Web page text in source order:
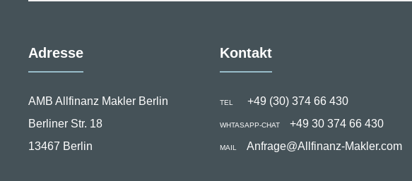
Adresse
AMB Allfinanz Makler Berlin
Berliner Str. 18
13467 Berlin
Kontakt
TEL +49 (30) 374 66 430
WHTASAPP-CHAT +49 30 374 66 430
MAIL Anfrage@Allfinanz-Makler.com